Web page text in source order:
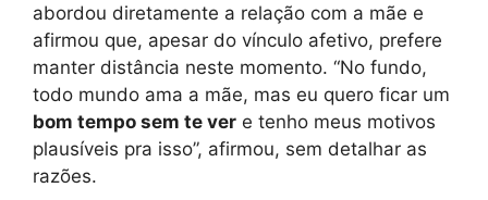
abordou diretamente a relação com a mãe e
afirmou que, apesar do vínculo afetivo, prefere
manter distância neste momento. “No fundo,
todo mundo ama a mãe, mas eu quero ficar um
bom tempo sem te ver e tenho meus motivos
plausíveis pra isso”, afirmou, sem detalhar as
razões.